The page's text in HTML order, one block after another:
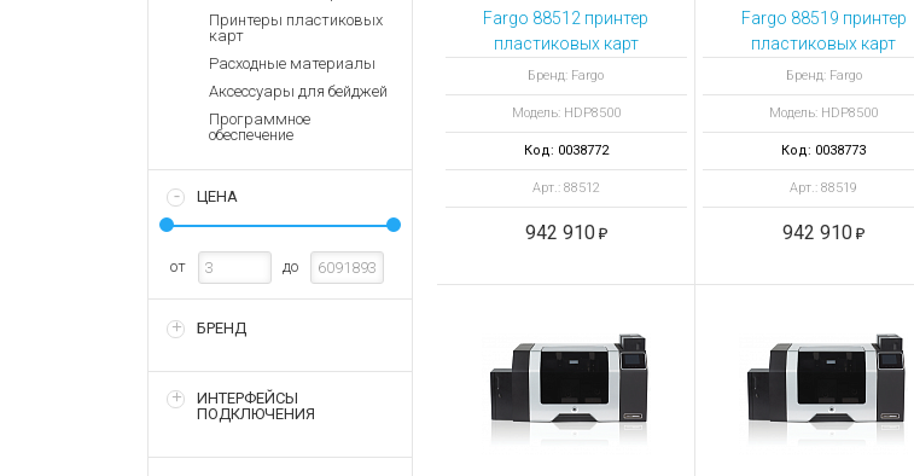
Запасные
Терминалы
оплаты
Зарядные устройства для ноутбуков
Архивные товары
Принтеры пластиковых
карт
Расходные материалы
Аксессуары для бейджей
Программное
обеспечение
ЦЕНА
от до
БРЕНД
ИНТЕРФЕЙСЫ
ПОДКЛЮЧЕНИЯ
Fargo 88512 принтер
пластиковых карт
HDP8500 с
кодировкой смарт-
карт и 13.56 МГц
Бренд: Fargo
Модель: HDP8500
Код: 0038772
Арт.: 88512
942 910
Fargo 88519 принтер
пластиковых карт
HDP8500 с
кодировкой смарт-
карт и HID Prox
Бренд: Fargo
Модель: HDP8500
Код: 0038773
Арт.: 88519
942 910